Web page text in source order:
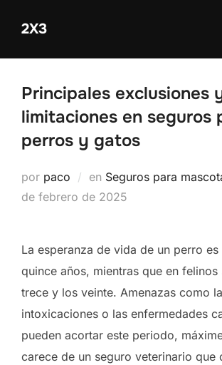
2X3
Principales exclusiones
limitaciones en seguros
perros y gatos
por paco en Seguros para
de febrero de 2025
La esperanza de vida de un perro es
quince años, mientras que en felinos
trece y los veinte. Amenazas como
intoxicaciones o las enfermedades
pueden acortar este periodo,
carece de un seguro veterinario que